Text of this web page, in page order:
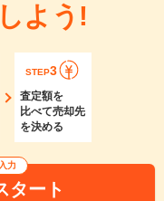
よう!
STEP3
査定額を
比べて売却先
を決める
力
タート